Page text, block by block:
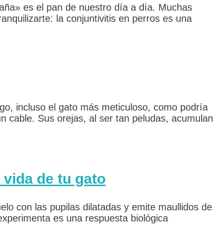
es el pan de nuestro día a día. Muchas
la conjuntivitis en perros es una
incluso el gato más meticuloso, como podría
cable. Sus orejas, al ser tan peludas, acumulan
de tu gato
con las pupilas dilatadas y emite maullidos de
es una respuesta biológica